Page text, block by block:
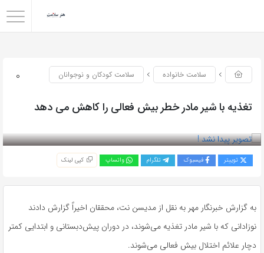
0 سلامت خانواده سلامت کودکان و نوجوانان
تغذیه با شیر مادر خطر بیش فعالی را کاهش می دهد
توییتر فیسبوک تلگرام واتساپ کپی لینک
به گزارش خبرنگار مهر به نقل از مدیسن نت، محققان اخیراً گزارش دادند
نوزادانی که با شیر مادر تغذیه می‌شوند، در دوران پیش‌دبستانی و ابتدایی کمتر
دچار علائم اختلال بیش فعالی می‌شوند.